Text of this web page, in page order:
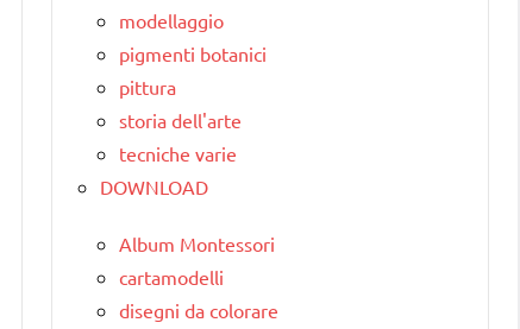
modellaggio
pigmenti botanici
pittura
storia dell'arte
tecniche varie
DOWNLOAD
Album Montessori
cartamodelli
disegni da colorare